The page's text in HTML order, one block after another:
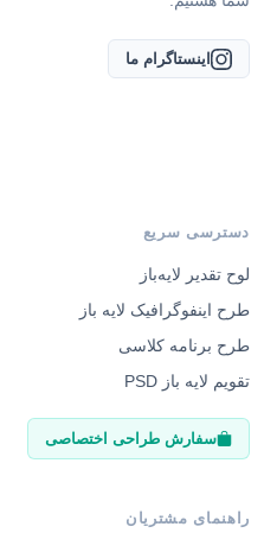
اینستاگرام ما
دسترسی سریع
لوح تقدیر لایه‌باز
طرح اینفوگرافیک لایه باز
طرح برنامه کلاسی
تقویم لایه باز PSD
سفارش طراحی اختصاصی
راهنمای مشتریان